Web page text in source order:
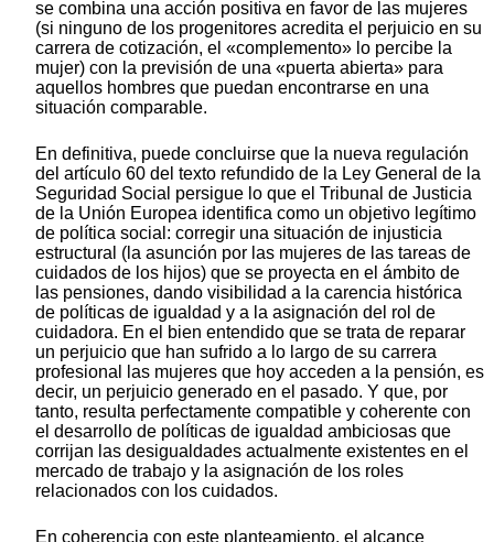
se combina una acción positiva en favor de las mujeres
(si ninguno de los progenitores acredita el perjuicio en su
carrera de cotización, el «complemento» lo percibe la
mujer) con la previsión de una «puerta abierta» para
aquellos hombres que puedan encontrarse en una
situación comparable.
En definitiva, puede concluirse que la nueva regulación
del artículo 60 del texto refundido de la Ley General de la
Seguridad Social persigue lo que el Tribunal de Justicia
de la Unión Europea identifica como un objetivo legítimo
de política social: corregir una situación de injusticia
estructural (la asunción por las mujeres de las tareas de
cuidados de los hijos) que se proyecta en el ámbito de
las pensiones, dando visibilidad a la carencia histórica
de políticas de igualdad y a la asignación del rol de
cuidadora. En el bien entendido que se trata de reparar
un perjuicio que han sufrido a lo largo de su carrera
profesional las mujeres que hoy acceden a la pensión, es
decir, un perjuicio generado en el pasado. Y que, por
tanto, resulta perfectamente compatible y coherente con
el desarrollo de políticas de igualdad ambiciosas que
corrijan las desigualdades actualmente existentes en el
mercado de trabajo y la asignación de los roles
relacionados con los cuidados.
En coherencia con este planteamiento, el alcance